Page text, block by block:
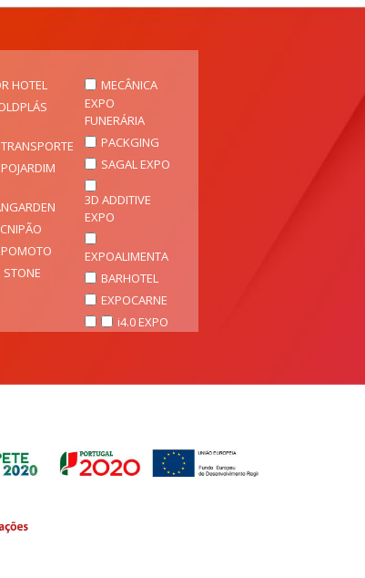
HOTEL
STONE
MECÂNICA
EXPO
FUNERÁRIA
PACKGING
SAGAL EXPO
3D ADDITIVE
EXPO
EXPOALIMENTA
BARHOTEL
EXPOCARNE
i4.0 EXPO